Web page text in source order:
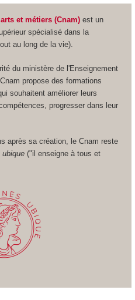
et métiers (Cnam)est un
spécialisé dans la
au long de la vie).
du ministère de l'Enseignement
propose des formations
souhaitent améliorer leurs
progresser dans leur
après sa création, le Cnam reste
("il enseigne à tous et